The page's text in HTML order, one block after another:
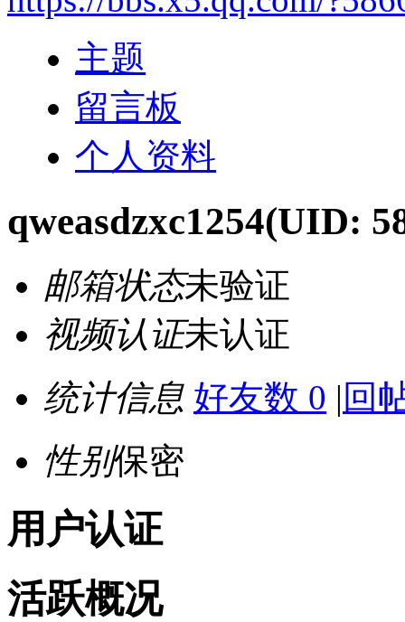
主题
留言板
个人资料
qweasdzxc1254(UID:
邮箱状态未验证
视频认证未认证
统计信息 好友数 0 | 回
性别保密
用户认证
活跃概况